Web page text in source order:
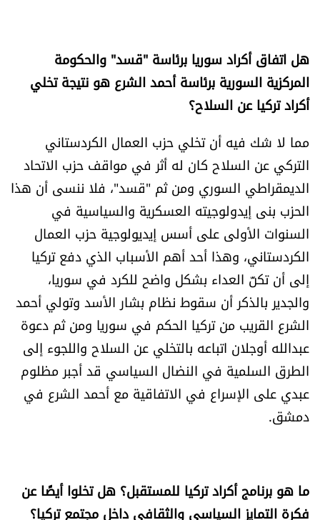
هل اتفاق أكراد سوريا برئاسة "قسد" والحكومة
المركزية السورية برئاسة أحمد الشرع هو نتيجة تخلي
أكراد تركيا عن السلاح؟
مما لا شك فيه أن تخلي حزب العمال الكردستاني
التركي عن السلاح كان له أثر في مواقف حزب الاتحاد
الديمقراطي السوري ومن ثم "قسد"، فلا ننسى أن هذا
الحزب بنى إيدولوجيته العسكرية والسياسية في
السنوات الأولى على أسس إيديولوجية حزب العمال
الكردستاني، وهذا أحد أهم الأسباب الذي دفع تركيا
إلى أن تكنّ العداء بشكل واضح للكرد في سوريا،
والجدير بالذكر أن سقوط نظام بشار الأسد وتولي أحمد
الشرع القريب من تركيا الحكم في سوريا ومن ثم دعوة
عبدالله أوجلان اتباعه بالتخلي عن السلاح واللجوء إلى
الطرق السلمية في النضال السياسي قد أجبر مظلوم
عبدي على الإسراع في الاتفاقية مع أحمد الشرع في
دمشق.
ما هو برنامج أكراد تركيا للمستقبل؟ هل تخلوا أيضًا عن
فكرة التمايز السياسي والثقافي داخل مجتمع تركيا؟